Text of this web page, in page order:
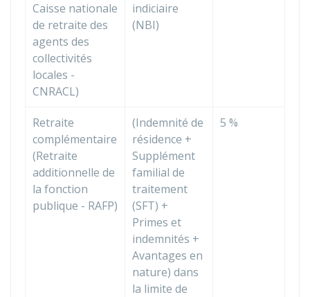
Caisse nationale
de retraite des
agents des
collectivités
locales -
CNRACL)
indiciaire
(NBI)
Retraite
complémentaire
(Retraite
additionnelle de
la fonction
publique - RAFP)
(Indemnité de
résidence +
Supplément
familial de
traitement
(SFT) +
Primes et
indemnités +
Avantages en
nature) dans
la limite de
5 %